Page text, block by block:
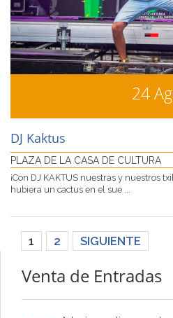
24
DJ Kaktus
PLAZA DE LA CASA DE CULTURA
¡Con DJ KAKTUS nuestras y nuestros
hubiera un cactus en el sue ...
1 2 SIGUIENTE
Venta de Entradas